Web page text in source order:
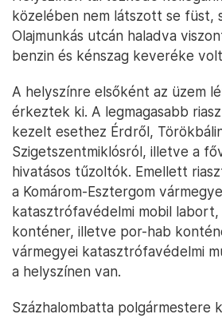
közelében nem látszott se füst,
Olajmunkás utcán haladva
benzin és kénszag keveréke
A helyszínre elsőként az üzem
érkeztek ki. A legmagasabb
kezelt esethez Érdről,
Szigetszentmiklósról, illetve a
hivatásos tűzoltók. Emellett
a Komárom-Esztergom
katasztrófavédelmi mobil
konténer, illetve por-hab
vármegyei katasztrófavédelmi
a helyszínen van.
Százhalombatta polgármestere